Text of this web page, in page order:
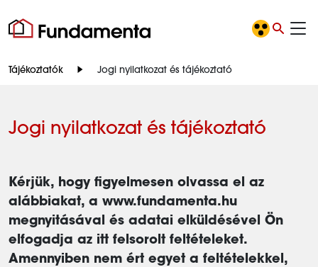
Tájékoztatók Jogi nyilatkozat és tájékoztató
Jogi nyilatkozat és tájékoztató
Kérjük, hogy figyelmesen olvassa el az
alábbiakat, a www.fundamenta.hu
megnyitásával és adatai elküldésével Ön
elfogadja az itt felsorolt feltételeket.
Amennyiben nem ért egyet a feltételekkel,